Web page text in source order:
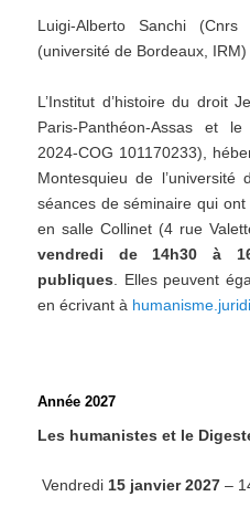
Luigi-Alberto Sanchi
(université de Bordeaux, IRM)
L’Institut d’histoire du droit
Paris-Panthéon-Assas et
2024-COG 101170233),
Montesquieu de l’université
séances de séminaire qui ont
en salle Collinet (4 rue
vendredi de 14h30 à
publiques . Elles peuvent
en écrivant à
Année 2027
Les humanistes et le
Vendredi15 janvier 2027–